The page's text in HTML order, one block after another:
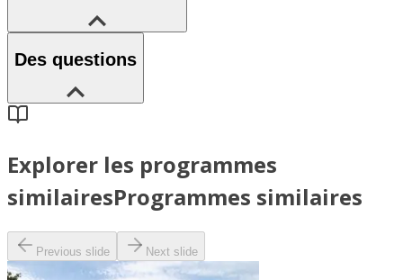
Des questions
Explorer les programmes
similairesProgrammes similaires
Previous slide Next slide